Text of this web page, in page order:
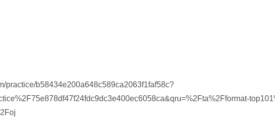
practice/b58434e200a648c589ca2063f1faf58c?